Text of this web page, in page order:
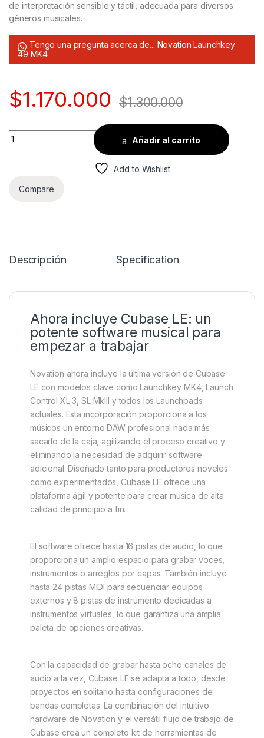
de interpretación sensible y táctil, adecuada para diversos
géneros musicales.
Tengo una pregunta acerca de... Novation Launchkey
49 MK4
$1.170.000 $1.300.000
Quantity
Añadir al carrito
Add to Wishlist
Compare
Descripción Specification
Ahora incluye Cubase LE: un
potente software musical para
empezar a trabajar
Novation ahora incluye la última versión de Cubase
LE con modelos clave como Launchkey MK4, Launch
Control XL 3, SL MkIII y todos los Launchpads
actuales. Esta incorporación proporciona a los
músicos un entorno DAW profesional nada más
sacarlo de la caja, agilizando el proceso creativo y
eliminando la necesidad de adquirir software
adicional. Diseñado tanto para productores noveles
como experimentados, Cubase LE ofrece una
plataforma ágil y potente para crear música de alta
calidad de principio a fin.
El software ofrece hasta 16 pistas de audio, lo que
proporciona un amplio espacio para grabar voces,
instrumentos o arreglos por capas. También incluye
hasta 24 pistas MIDI para secuenciar equipos
externos y 8 pistas de instrumento dedicadas a
instrumentos virtuales, lo que garantiza una amplia
paleta de opciones creativas.
Con la capacidad de grabar hasta ocho canales de
audio a la vez, Cubase LE se adapta a todo, desde
proyectos en solitario hasta configuraciones de
bandas completas. La combinación del intuitivo
hardware de Novation y el versátil flujo de trabajo de
Cubase crea un completo kit de herramientas de